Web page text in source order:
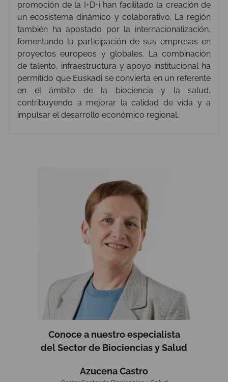
promoción de la I+D+i han facilitado la creación de
un ecosistema dinámico y colaborativo. La región
también ha apostado por la internacionalización,
fomentando la participación de sus empresas en
proyectos europeos y globales. La combinación
de talento, infraestructura y apoyo institucional ha
permitido que Euskadi se convierta en un referente
en el ámbito de la biociencia y la salud,
contribuyendo a mejorar la calidad de vida y a
impulsar el desarrollo económico regional.
Conoce a nuestro especialista
del Sectorde Biociencias y Salud
Azucena Castro